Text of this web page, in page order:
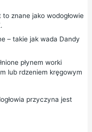
znane jako wodogłowie
– takie jak wada Dandy
płynem worki
lub rdzeniem kręgowym
przyczyna jest